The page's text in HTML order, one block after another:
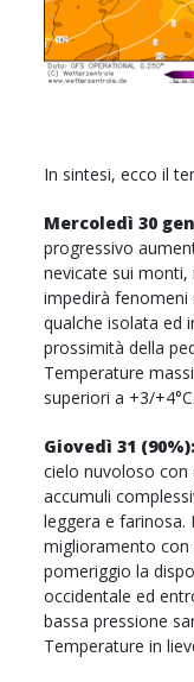
In sintesi, ecco il
Mercoledì 30
progressivo
nevicate sui monti,
impedirà
qualche isolata ed
prossimità della
Temperature
superiori a +3/+4°C.
Giovedì 31 (90%):
cielo nuvoloso con
accumuli
leggera e
miglioramento
pomeriggio la
occidentale ed
bassa pressione
Temperature in